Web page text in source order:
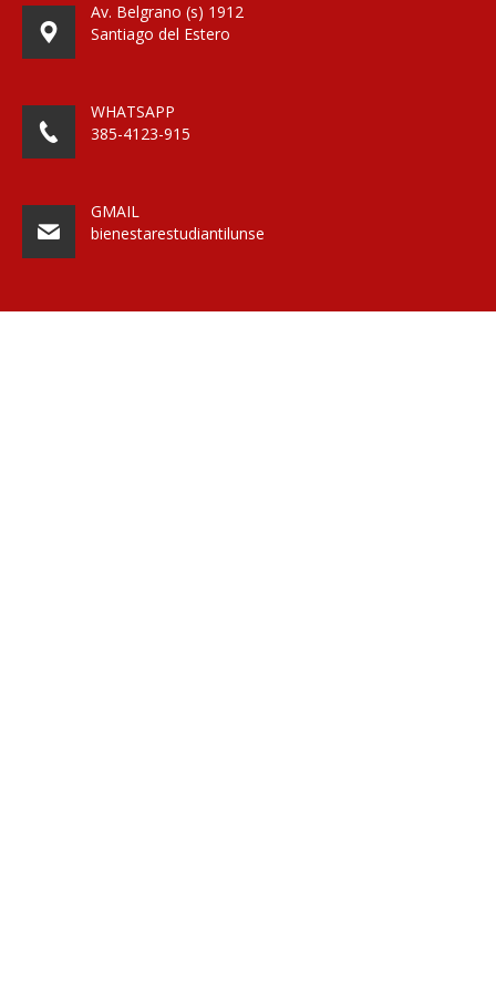
Av. Belgrano (s) 1912
Santiago del Estero
WHATSAPP
385-4123-915
GMAIL
bienestarestudiantilunse